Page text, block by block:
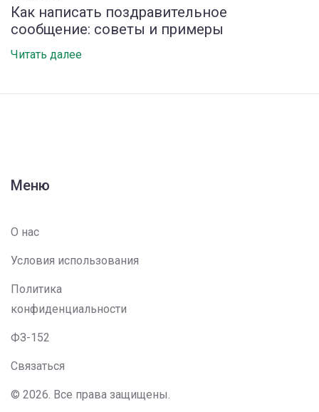
Как написать поздравительное
сообщение: советы и примеры
Читать далее
Меню
О нас
Условия использования
Политика
конфиденциальности
ФЗ-152
Связаться
© 2026. Все права защищены.